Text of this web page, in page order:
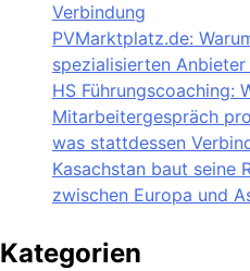
Verbindung
PVMarktplatz.de:
spezialisierten
HS Führungscoaching:
Mitarbeitergespräch
was stattdessen
Kasachstan baut seine
zwischen Europa und
Kategorien